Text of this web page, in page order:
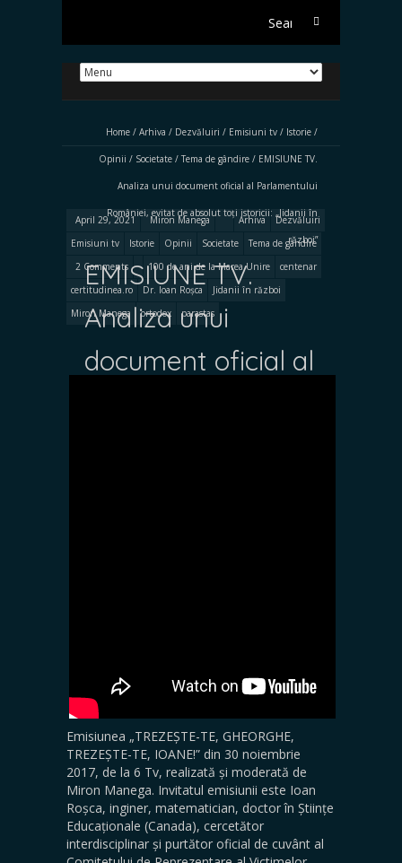
Search
Home / Arhiva / Dezvăluiri / Emisiuni tv / Istorie /
Opinii / Societate / Tema de gândire / EMISIUNE TV.
Analiza unui document oficial al Parlamentului
României, evitat de absolut toți istoricii: „Jidanii în
război”
EMISIUNE TV.
Analiza unui
document oficial al
April 29, 2021 Miron Manega Arhiva
Dezvăluiri
Emisiuni tv
Istorie Opinii Societate
Tema de gândire
2 Comments
100 de ani de la Marea Unire
centenar
certitudinea.ro
Dr. Ioan Roșca
Jidanii în război
Miron Manega
ortodox parastas
Emisiunea „TREZEȘTE-TE, GHEORGHE,
TREZEȘTE-TE, IOANE!” din 30 noiembrie
2017, de la 6 Tv, realizată și moderată de
Miron Manega. Invitatul emisiunii este Ioan
Roșca, inginer, matematician, doctor în Științe
Educaționale (Canada), cercetător
interdisciplinar și purtător oficial de cuvânt al